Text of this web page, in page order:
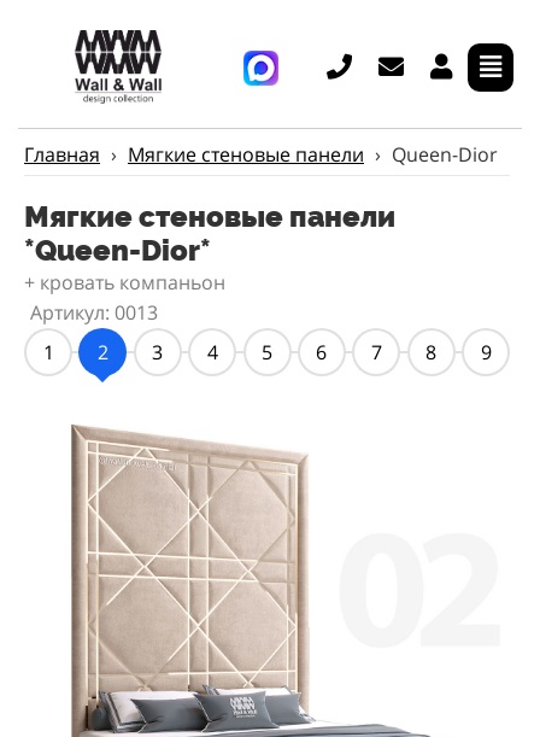
Главная › Мягкие стеновые панели › Queen-Dior
Мягкие стеновые панели
*Queen-Dior*
+ кровать компаньон
Артикул: 0013
1
2 3 4 5 6 7 8 9